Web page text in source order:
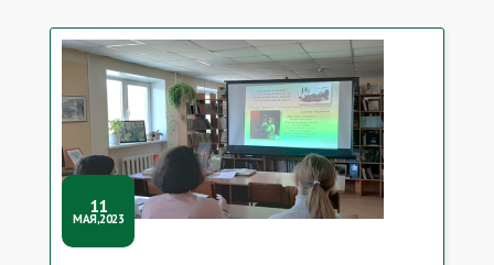
11
МАЯ,2023